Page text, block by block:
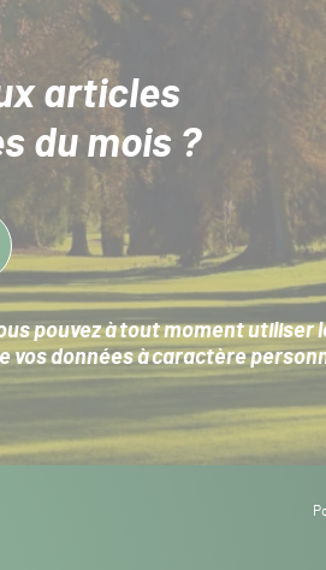
articles
du mois ?
pouvez à tout moment utiliser
vos données à caractère